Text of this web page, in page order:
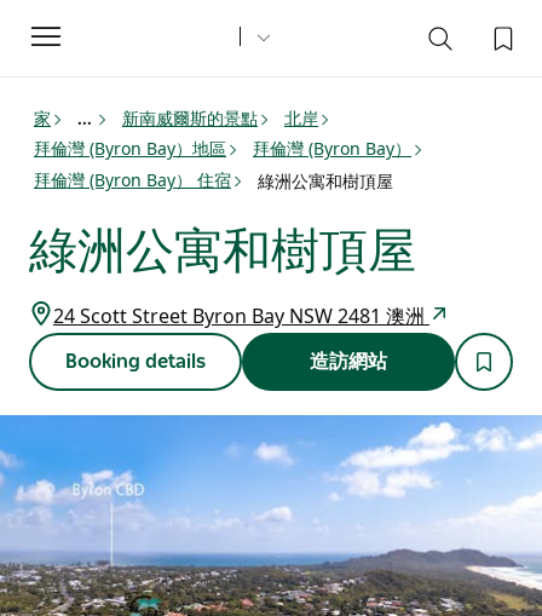
Toggle
navigation
家 ... 新南威爾斯的景點
北岸
拜倫灣 (Byron Bay）地區
拜倫灣 (Byron Bay）
拜倫灣 (Byron Bay） 住宿
綠洲公寓和樹頂屋
綠洲公寓和樹頂屋
24 Scott Street Byron Bay NSW 2481 澳洲
Booking details 造訪網站